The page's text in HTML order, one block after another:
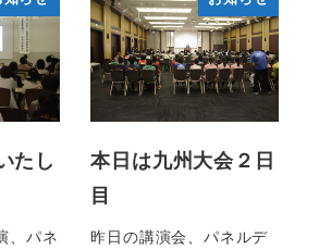
たし
、パネ
本日は九州大会２日
目
昨日の講演会、パネルデ